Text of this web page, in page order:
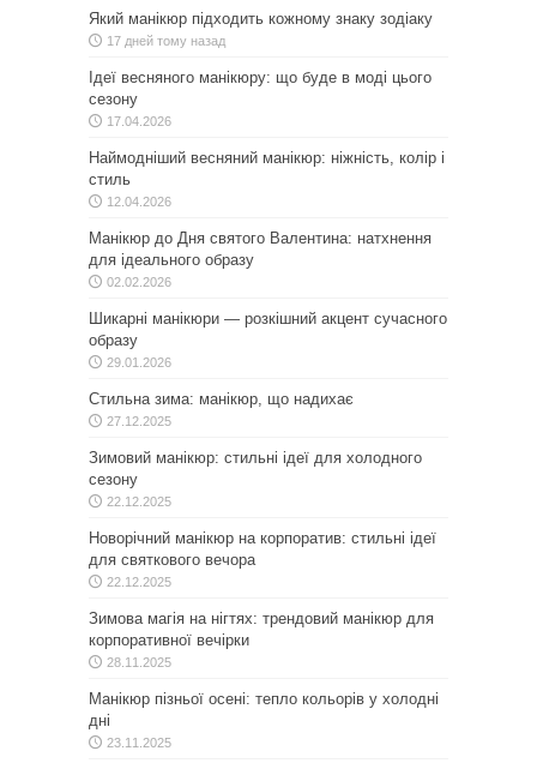
Який манікюр підходить кожному знаку зодіаку
17 дней тому назад
Ідеї весняного манікюру: що буде в моді цього
сезону
17.04.2026
Наймодніший весняний манікюр: ніжність, колір і
стиль
12.04.2026
Манікюр до Дня святого Валентина: натхнення
для ідеального образу
02.02.2026
Шикарні манікюри — розкішний акцент сучасного
образу
29.01.2026
Стильна зима: манікюр, що надихає
27.12.2025
Зимовий манікюр: стильні ідеї для холодного
сезону
22.12.2025
Новорічний манікюр на корпоратив: стильні ідеї
для святкового вечора
22.12.2025
Зимова магія на нігтях: трендовий манікюр для
корпоративної вечірки
28.11.2025
Манікюр пізньої осені: тепло кольорів у холодні
дні
23.11.2025